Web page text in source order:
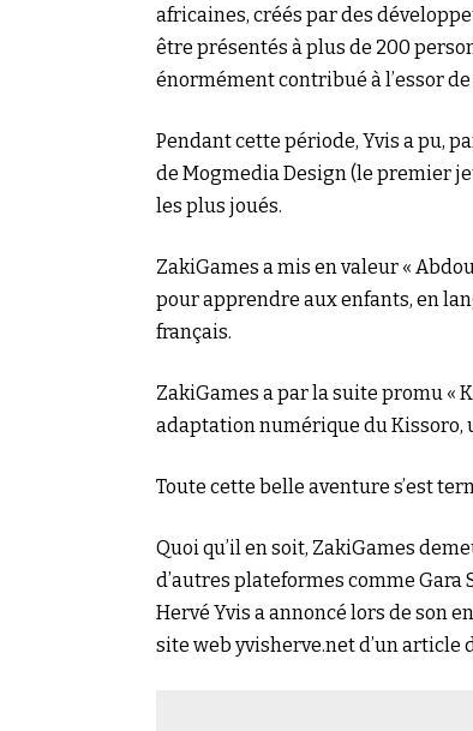
africaines, créés par des
être présentés à plus de 200
énormément contribué à l’essor
Pendant cette période, Yvis a pu,
de Mogmedia Design (le premier
les plus joués.
ZakiGames a mis en valeur «
pour apprendre aux enfants, en
français.
ZakiGames a par la suite promu «
adaptation numérique du Kissoro,
Toute cette belle aventure s’est
Quoi qu’il en soit, ZakiGames
d’autres plateformes comme Gara
Hervé Yvis a annoncé lors de son
site web yvisherve.net d’un